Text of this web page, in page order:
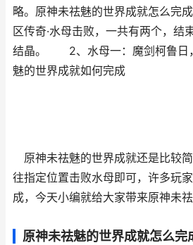
略。原神未祛魅的世界成就怎么
区传奇·水母击败，一共有两个，结
结晶。 2、水母一：魔剑柯鲁日
魅的世界成就如何完成
原神未祛魅的世界成就还是比较
往指定位置击败水母即可，许多玩
成，今天小编就给大家带来原神未
原神未祛魅的世界成就怎么完